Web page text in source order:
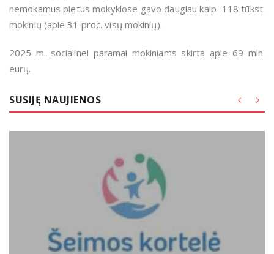
nemokamus pietus mokyklose gavo daugiau kaip 118 tūkst.
mokinių (apie 31 proc. visų mokinių).
2025 m. socialinei paramai mokiniams skirta apie 69 mln.
eurų.
SUSIJĘ NAUJIENOS